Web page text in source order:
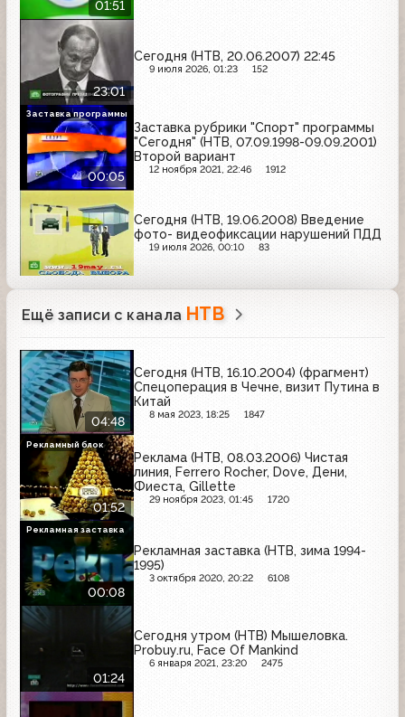
01:51
23:01
Сегодня (НТВ, 20.06.2007) 22:45
9 июля 2026, 01:23 152
00:05
Заставка рубрики "Спорт" программы
"Сегодня" (НТВ, 07.09.1998-09.09.2001)
Второй вариант
12 ноября 2021, 22:46 1912
Заставка программы
Сегодня (НТВ, 19.06.2008) Введение
фото- видеофиксации нарушений ПДД
19 июля 2026, 00:10 83
Ещё записи с канала НТВ
04:48
Сегодня (НТВ, 16.10.2004) (фрагмент)
Спецоперация в Чечне, визит Путина в
Китай
8 мая 2023, 18:25 1847
01:52
Реклама (НТВ, 08.03.2006) Чистая
линия, Ferrero Rocher, Dove, Дени,
Фиеста, Gillette
29 ноября 2023, 01:45 1720
Рекламный блок
00:08
Рекламная заставка (НТВ, зима 1994-
1995)
3 октября 2020, 20:22 6108
Рекламная заставка
01:24
Сегодня утром (НТВ) Мышеловка.
Probuy.ru, Face Of Mankind
6 января 2021, 23:20 2475